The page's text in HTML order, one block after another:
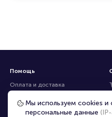
Помощь
Оплата и доставка
Частые вопросы
Перепродажа билетов
Мы используем cookies и
персональные данные